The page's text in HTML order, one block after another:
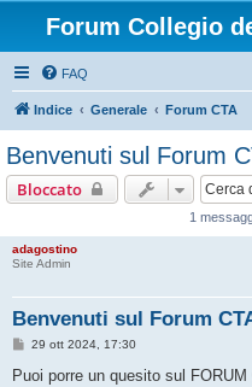
Forum Collegio
FAQ
Indice Generale Forum CTA
Benvenuti sul Forum
Bloccato
1
adagostino
Site Admin
Benvenuti sul Forum
M
s
29 ott 2024, 17:30
Puoi porre un quesito sul